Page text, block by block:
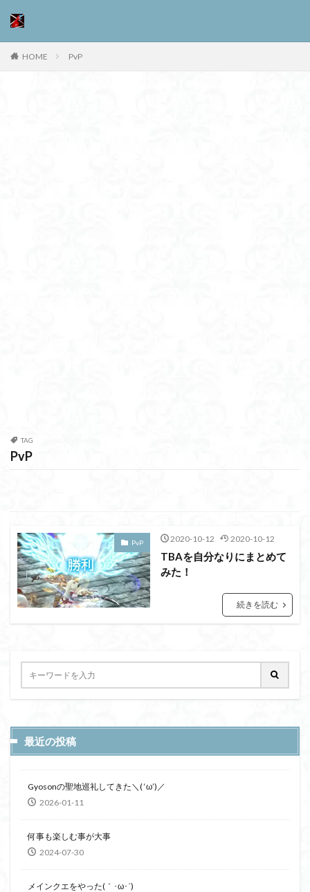
HOME PvP
TAG
PvP
PvP 2020-10-12 2020-10-12
TBAを自分なりにまとめて
みた！
続きを読む
最近の投稿
Gyosonの聖地巡礼してきた＼( ‘ω’)／
2026-01-11
何事も楽しむ事が大事
2024-07-30
メインクエをやった(｀･ω･´)